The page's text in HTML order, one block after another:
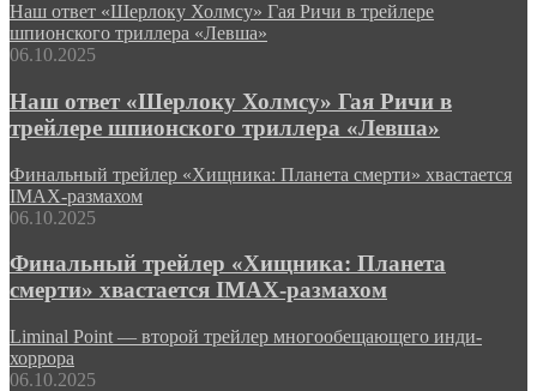
Наш ответ «Шерлоку Холмсу» Гая Ричи в трейлере
шпионского триллера «Левша»
06.10.2025
Наш ответ «Шерлоку Холмсу» Гая Ричи в
трейлере шпионского триллера «Левша»
Финальный трейлер «Хищника: Планета смерти» хвастается
IMAX-размахом
06.10.2025
Финальный трейлер «Хищника: Планета
смерти» хвастается IMAX-размахом
Liminal Point — второй трейлер многообещающего инди-
хоррора
06.10.2025